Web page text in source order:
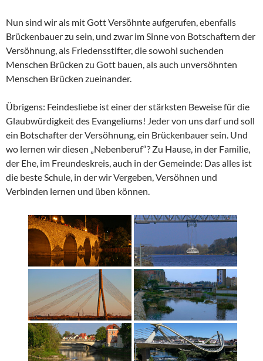
Nun sind wir als mit Gott Versöhnte aufgerufen, ebenfalls
Brückenbauer zu sein, und zwar im Sinne von Botschaftern der
Versöhnung, als Friedensstifter, die sowohl suchenden
Menschen Brücken zu Gott bauen, als auch unversöhnten
Menschen Brücken zueinander.
Übrigens: Feindesliebe ist einer der stärksten Beweise für die
Glaubwürdigkeit des Evangeliums! Jeder von uns darf und soll
ein Botschafter der Versöhnung, ein Brückenbauer sein. Und
wo lernen wir diesen „Nebenberuf“? Zu Hause, in der Familie,
der Ehe, im Freundeskreis, auch in der Gemeinde: Das alles ist
die beste Schule, in der wir Vergeben, Versöhnen und
Verbinden lernen und üben können.